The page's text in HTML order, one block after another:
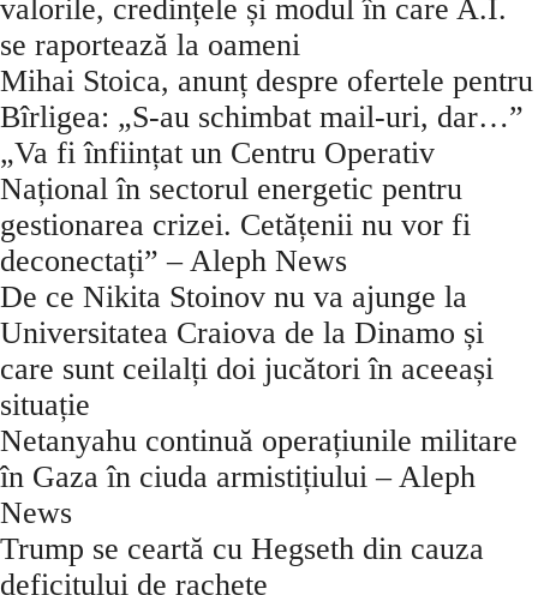
valorile, credințele și modul în care A.I.
se raportează la oameni
Mihai Stoica, anunț despre ofertele pentru
Bîrligea: „S-au schimbat mail-uri, dar…”
„Va fi înființat un Centru Operativ
Național în sectorul energetic pentru
gestionarea crizei. Cetățenii nu vor fi
deconectați” – Aleph News
De ce Nikita Stoinov nu va ajunge la
Universitatea Craiova de la Dinamo și
care sunt ceilalți doi jucători în aceeași
situație
Netanyahu continuă operațiunile militare
în Gaza în ciuda armistițiului – Aleph
News
Trump se ceartă cu Hegseth din cauza
deficitului de rachete